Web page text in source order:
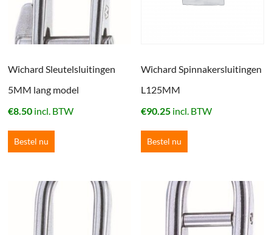
Wichard Sleutelsluitingen
5MM lang model
€8.50 incl. BTW
Bestel nu
Wichard Spinnakersluitingen
L125MM
€90.25 incl. BTW
Bestel nu